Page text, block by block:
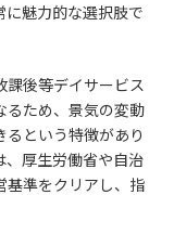
魅力的な選択肢で
課後等デイサービス
るため、景気の変動
という特徴があり
、厚生労働省や自治
基準をクリアし、指